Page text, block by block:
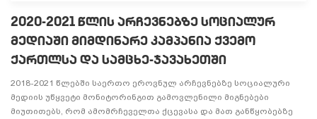
2020-2021 წლის არჩევნებზე სოციალურ
მედიაში მიმდინარე კამპანია ქვემო
ქართლსა და სამცხე-ჯავახეთში
2018-2021 წლებში საერთო ეროვნულ არჩევნებზე სოციალური
მედიის უწყვეტი მონიტორინგით გამოვლენილი მიგნებები
მიუთითებს, რომ ამომრჩეველთა ქცევასა და მათ განწყობებზე